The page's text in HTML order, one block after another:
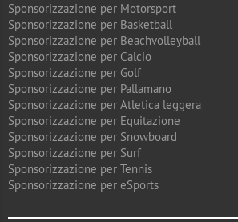
Sponsorizzazione per Motorsport
Sponsorizzazione per Basketball
Sponsorizzazione per Beachvolleyball
Sponsorizzazione per Calcio
Sponsorizzazione per Golf
Sponsorizzazione per Pallamano
Sponsorizzazione per Atletica leggera
Sponsorizzazione per Equitazione
Sponsorizzazione per Snowboard
Sponsorizzazione per Surf
Sponsorizzazione per Tennis
Sponsorizzazione per eSports